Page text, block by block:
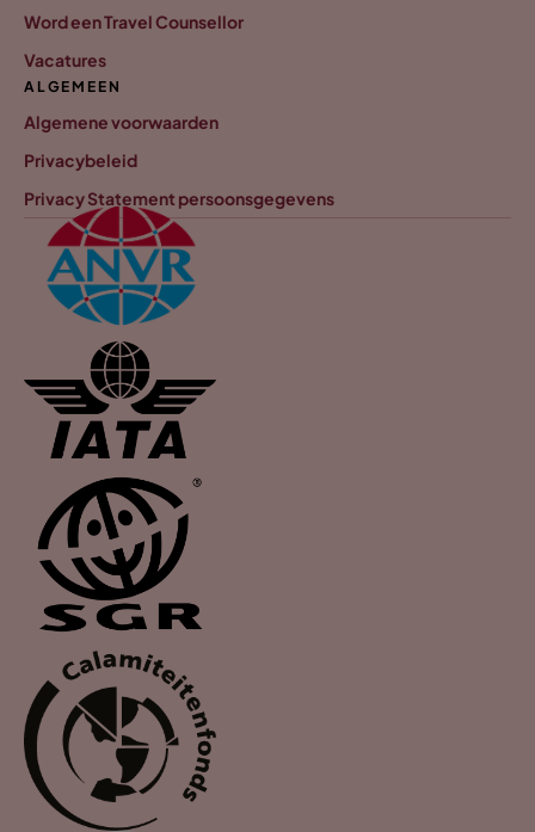
Word een Travel Counsellor
Vacatures
ALGEMEEN
Algemene voorwaarden
Privacybeleid
Privacy Statement persoonsgegevens